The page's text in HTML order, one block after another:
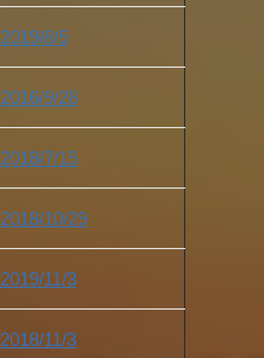
2019/8/5
2016/9/28
2018/7/15
2018/10/29
2019/11/3
2018/11/3